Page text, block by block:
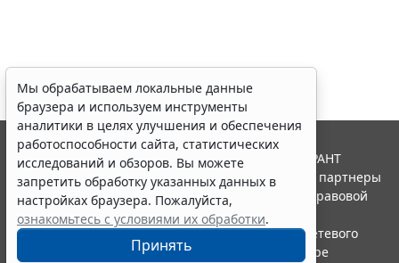
Мы обрабатываем локальные данные
браузера и используем инструменты
аналитики в целях улучшения и обеспечения
работоспособности сайта, статистических
исследований и обзоров. Вы можете
запретить обработку указанных данных в
настройках браузера. Пожалуйста,
ознакомьтесь с условиями их обработки.
Принять
© ООО "НПП "ГАРАНТ-СЕРВИС", 2026. Система ГАРАНТ
выпускается с 1990 года. Компания "Гарант" и ее партнеры
являются участниками Российской ассоциации правовой
информации ГАРАНТ.
Портал ГАРАНТ.РУ зарегистрирован в качестве сетевого
издания Федеральной службой по надзору в сфере